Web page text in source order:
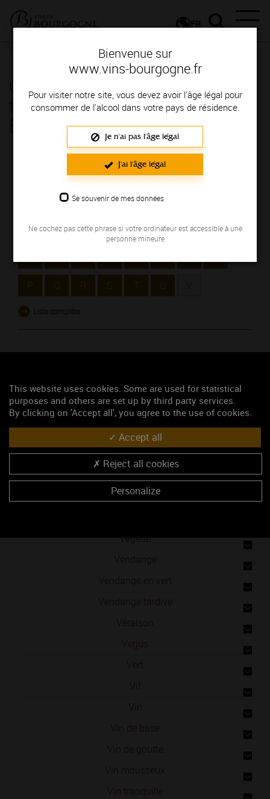
Bienvenue sur
www.vins-bourgogne.fr
Pour visiter notre site, vous devez avoir l'âge légal pour
consommer de l'alcool dans votre pays de résidence.
Je n'ai pas l'âge légal
J'ai l'âge légal
Se souvenir de mes données
Ne cochez pas cette phrase si votre ordinateur est accessible à une
personne mineure
FR
Glossaire : la définition des
termes pour parler des vins de
Bourgogne commençant par V.
INDEX
obtenir la définition.
# A B C D E F G
P Q R S T U
RECHERCHEZ
Lexique des vins de Bourgogne
Vanille
Végétal
Vendange
Vendange en vert
Vendange tardive
Véraison
Verjus
Vert
Vif
Vin
Vin de base
Vin de goutte
Vin mousseux
Vin tranquille
This website uses cookies. Some are used for statistical
purposes and others are set up by third party services.
By clicking on 'Accept all', you agree to the use of cookies.
Accept all
Reject all cookies
Personalize